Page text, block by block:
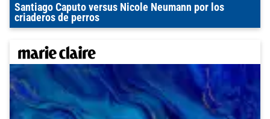
Santiago Caputo versus Nicole Neumann por los
criaderos de perros